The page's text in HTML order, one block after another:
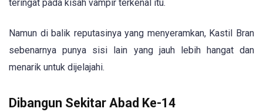
teringat pada kisah vampir terkenal itu.
Namun di balik reputasinya yang menyeramkan, Kastil Bran
sebenarnya punya sisi lain yang jauh lebih hangat dan
menarik untuk dijelajahi.
Dibangun Sekitar Abad Ke-14